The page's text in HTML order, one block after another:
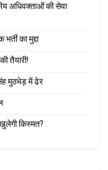
अधिवक्ताओं की सेवा
का मुद्दा
तैयारी!
मुठभेड़ में ढेर
किस्मत?